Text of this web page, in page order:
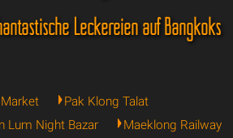
Leckereien auf Bangkoks
Pak Klong Talat
Lum Night Bazar
Maeklong Railway